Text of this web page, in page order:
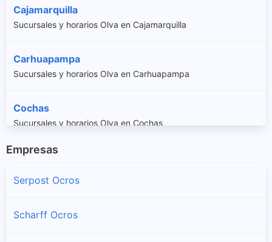
Cajamarquilla
Sucursales y horarios Olva en Cajamarquilla
Carhuapampa
Sucursales y horarios Olva en Carhuapampa
Cochas
Sucursales y horarios Olva en Cochas
Congas
Sucursales y horarios Olva en Llipa
Empresas
Serpost Ocros
Scharff Ocros